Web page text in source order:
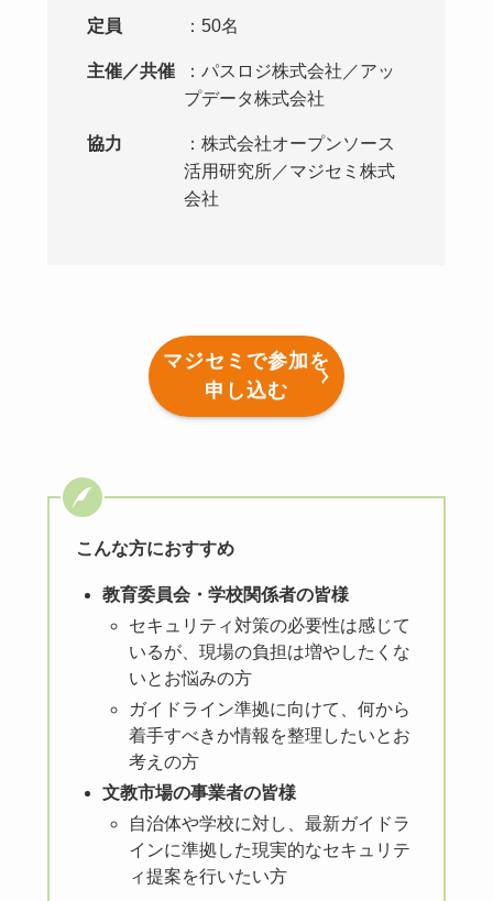
定員 ：50名
主催／共催
：パスロジ株式会社／アッ
プデータ株式会社
協力
：株式会社オープンソース
活用研究所／マジセミ株式
会社
マジセミで参加を
申し込む
こんな方におすすめ
教育委員会・学校関係者の皆様
セキュリティ対策の必要性は感じて
いるが、現場の負担は増やしたくな
いとお悩みの方
ガイドライン準拠に向けて、何から
着手すべきか情報を整理したいとお
考えの方
文教市場の事業者の皆様
自治体や学校に対し、最新ガイドラ
インに準拠した現実的なセキュリテ
ィ提案を行いたい方